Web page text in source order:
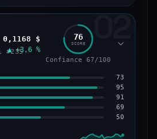
VOLUME 24 H
VAR. 30 J
+10,2 %
56/100
02
#235
0,1168 $
▲ +3,6 %
76
SCORE
Confiance 67/100
73
95
91
69
50